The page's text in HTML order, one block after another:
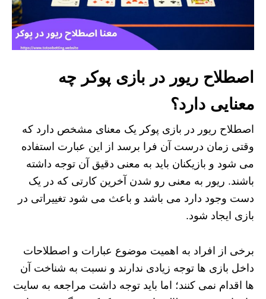
اصطلاح ریور در بازی پوکر چه
معنایی دارد؟
اصطلاح ریور در بازی پوکر یک معنای مشخص دارد که
وقتی زمان درست آن فرا برسد از این عبارت استفاده
می شود و بازیکنان باید به معنی دقیق آن توجه داشته
باشند. ریور به معنی رو شدن آخرین کارتی که در یک
دست وجود دارد می باشد و باعث می شود تغییراتی در
بازی ایجاد شود.
برخی از افراد به اهمیت موضوع عبارات و اصطلاحات
داخل بازی ها توجه زیادی ندارند و نسبت به شناخت آن
ها اقدام نمی کنند؛ اما باید توجه داشت مراجعه به سایت